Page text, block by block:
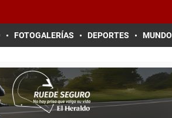
FOTOGALERÍAS DEPORTES MUNDO